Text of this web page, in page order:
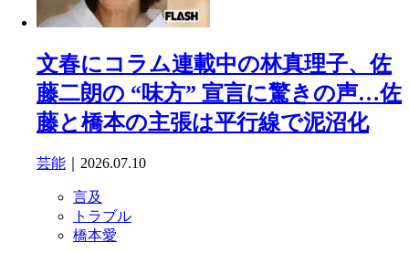
文春にコラム連載中の林真理子、佐
藤二朗の “味方” 宣言に驚きの声…佐
藤と橋本の主張は平行線で泥沼化
芸能 ｜2026.07.10
言及
トラブル
橋本愛